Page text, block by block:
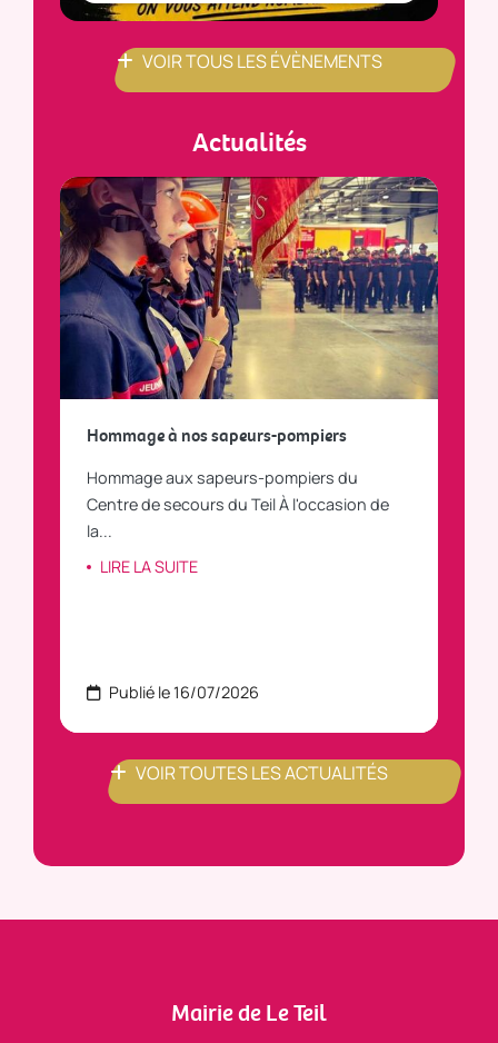
VOIR TOUS LES ÉVÈNEMENTS
Actualités
Hommage à nos sapeurs-pompiers
Hommage aux sapeurs-pompiers du
Centre de secours du Teil À l'occasion de
la...
LIRE LA SUITE
Publié le 16/07/2026
VOIR TOUTES LES ACTUALITÉS
Mairie de Le Teil